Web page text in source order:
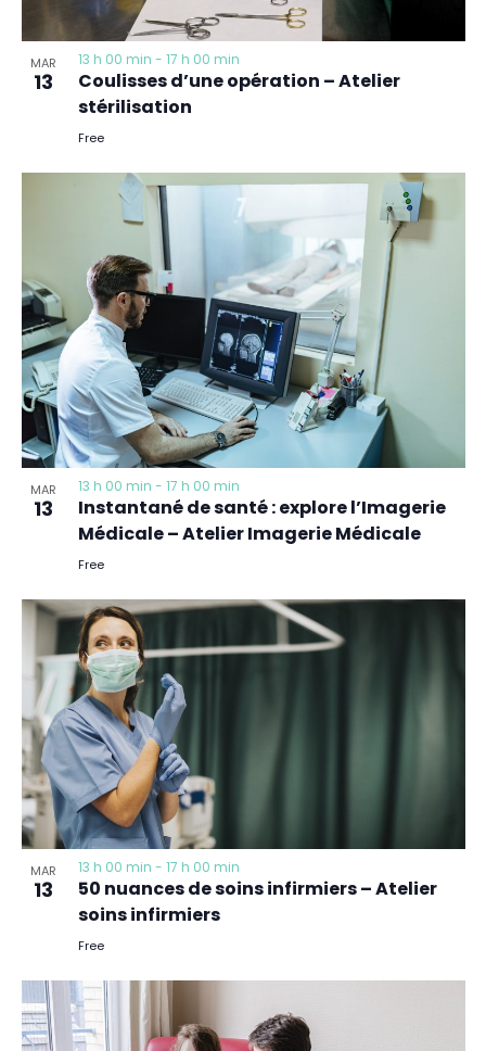
MAR
13
13 h 00 min - 17 h 00 min
Coulisses d’une opération – Atelier
stérilisation
Free
MAR
13
13 h 00 min - 17 h 00 min
Instantané de santé : explore l’Imagerie
Médicale – Atelier Imagerie Médicale
Free
MAR
13
13 h 00 min - 17 h 00 min
50 nuances de soins infirmiers – Atelier
soins infirmiers
Free